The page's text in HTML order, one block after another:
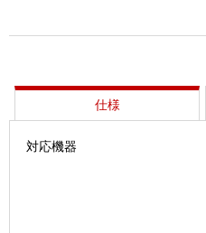
仕様
対応機器